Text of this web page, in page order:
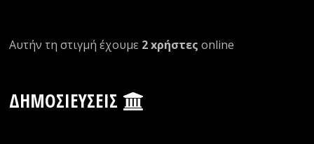
Αυτήν τη στιγμή έχουμε 2 xρήστες οnline
ΔΗΜΟΣΙΕΎΣΕΙΣ